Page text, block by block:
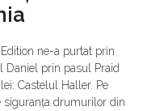
ne-a purtat prin
Daniel prin pasul Praid
Castelul Haller. Pe
siguranța drumurilor din